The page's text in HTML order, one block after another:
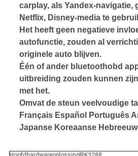
carplay, als Yandex-navigatie,
Netflix, Disney-media te
Het heeft geen negatieve
autofunctie, zouden al
originele auto blijven.
Één of ander bluetoothobd
uitbreiding zouden kunnen
met het.
Omvat de steun veelvoudige
Français Español Português
Japanse Koreaanse